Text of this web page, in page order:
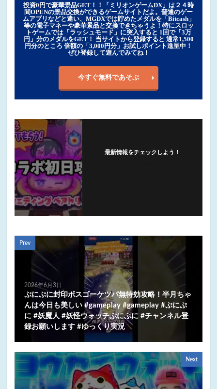
投資0円で豪華景品GET！！「ミリオンゲームDX」は２４時
間OPENの景品交換ができるゲームサイトだよ。普通のゲー
ムアプリなどと違い、MGDXでは貯めたメダルを「Bitcash」
等の電子マネーや豪華景品と交換できちゃうよ！特にスロッ
トゲームでは「ラッシュモード」に突入すると 1回で「3万
円」分のメダルをGET！ 当サイトから登録すると 通常1,500
円分のところ 倍額の「3,000円分」お試しポイント進呈中！
ぜひ登録して遊んでみてね！
今すぐ無料であそぶ
最新情報をチェックしよう！
Prev
2026年6月3日
ぷにぷに封印ボスゴーケツパ無特効攻略！半月ちゃ
んは今日も美しい #gameplay #gameplay #ぷにぷ
に #妖魔人 #妖怪ウォッチぷにぷに #チャンネル登
録お願いします #ゆっくり実況
Next